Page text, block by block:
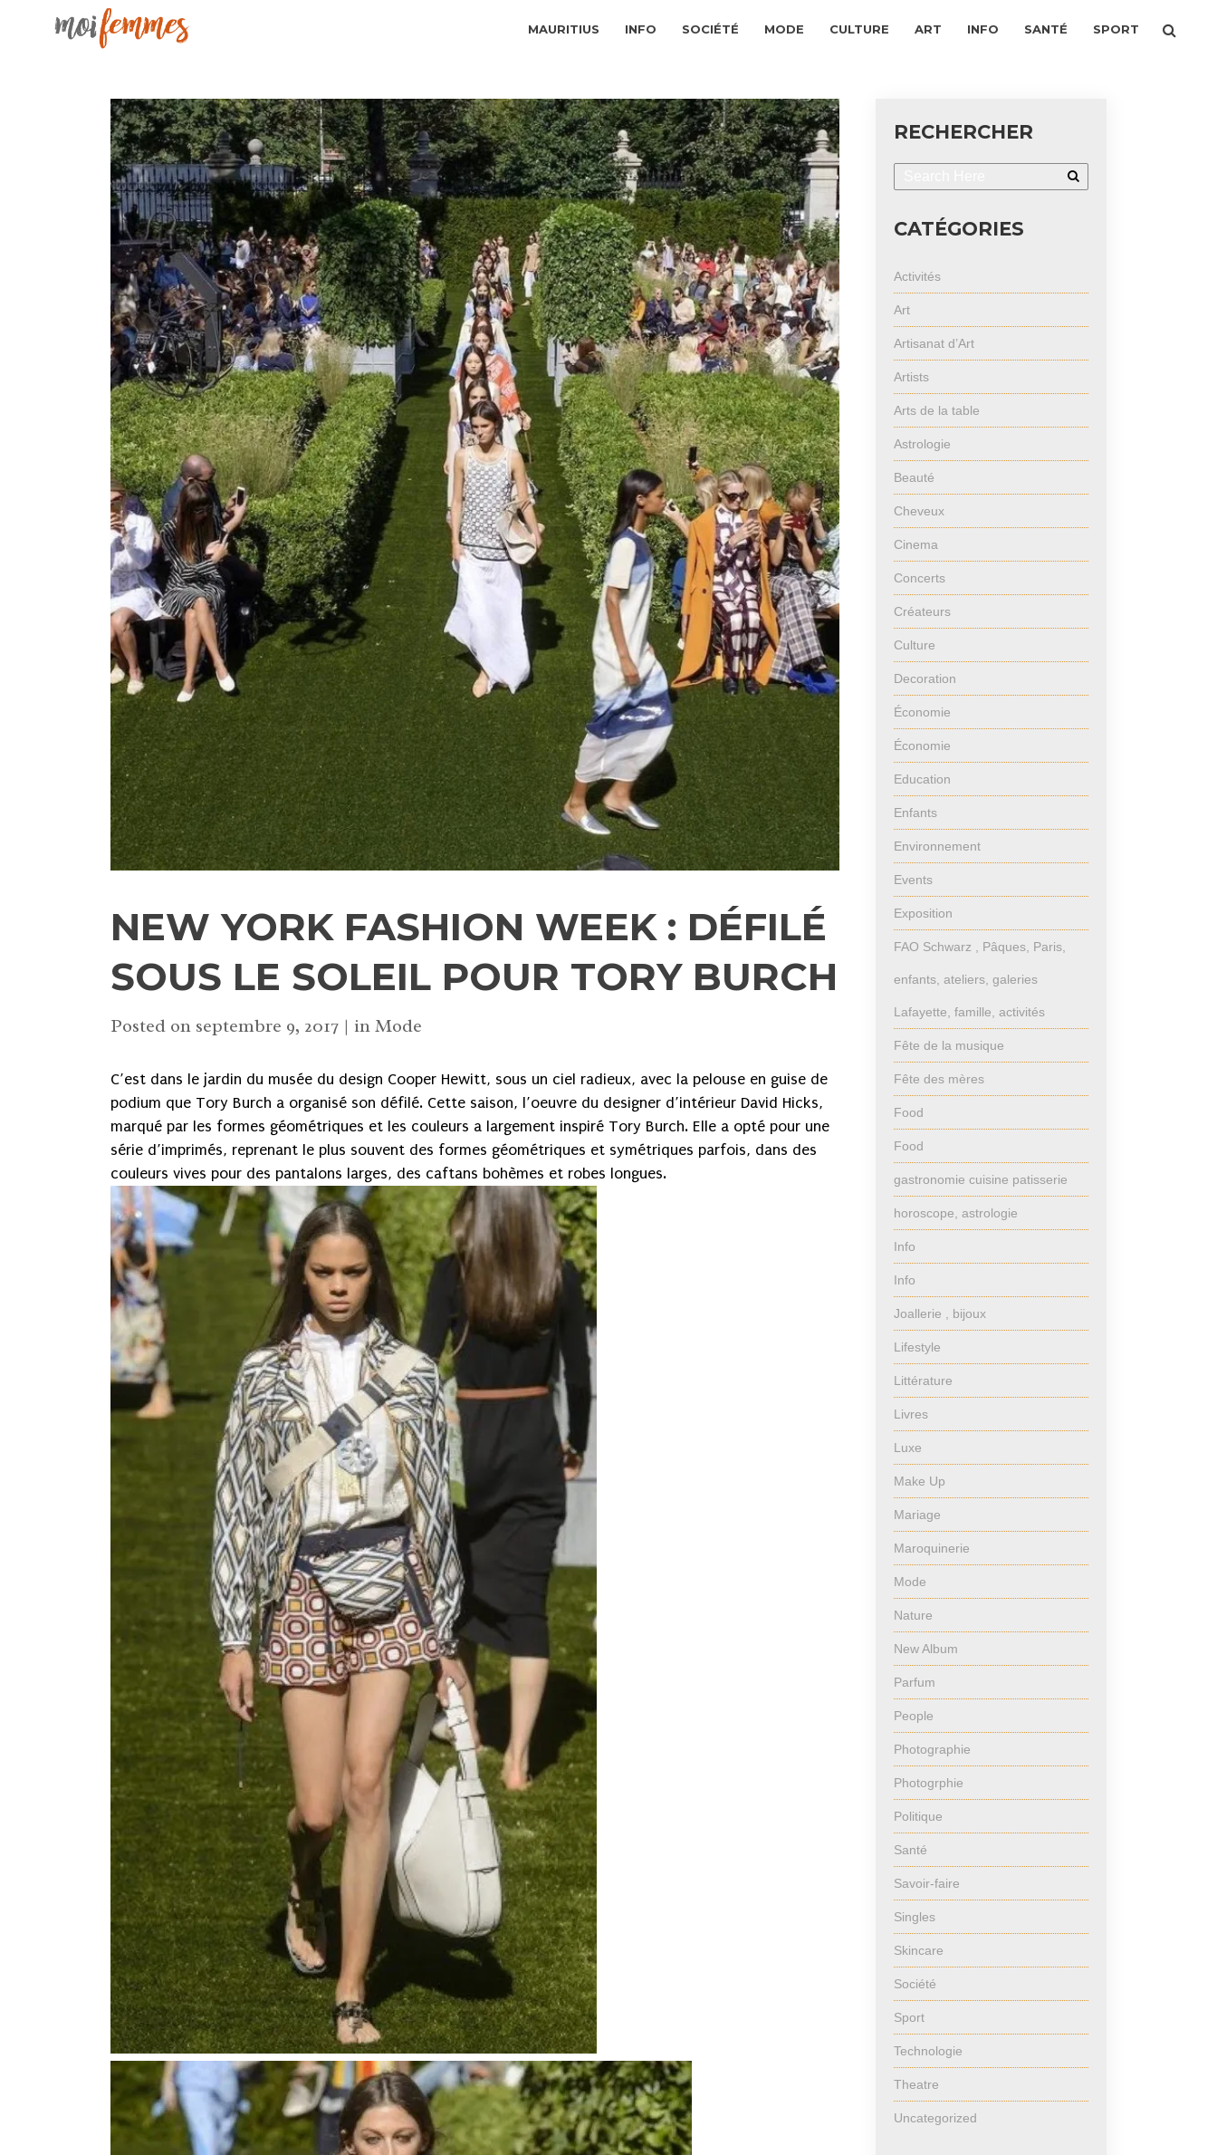
MAURITIUS INFO SOCIÉTÉ MODE CULTURE ART INFO SANTÉ SPORT
NEW YORK FASHION WEEK : DÉFILÉ
SOUS LE SOLEIL POUR TORY BURCH
Posted on septembre 9, 2017 in Mode
C’est dans le jardin du musée du design Cooper Hewitt, sous un ciel radieux, avec la pelouse en guise de
podium que Tory Burch a organisé son défilé. Cette saison, l’oeuvre du designer d’intérieur David Hicks,
marqué par les formes géométriques et les couleurs a largement inspiré Tory Burch. Elle a opté pour une
série d’imprimés, reprenant le plus souvent des formes géométriques et symétriques parfois, dans des
couleurs vives pour des pantalons larges, des caftans bohèmes et robes longues.
RECHERCHER
CATÉGORIES
Activités
Art
Artisanat d’Art
Artists
Arts de la table
Astrologie
Beauté
Cheveux
Cinema
Concerts
Créateurs
Culture
Decoration
Économie
Économie
Education
Enfants
Environnement
Events
Exposition
FAO Schwarz , Pâques, Paris,
enfants, ateliers, galeries
Lafayette, famille, activités
Fête de la musique
Fête des mères
Food
Food
gastronomie cuisine patisserie
horoscope, astrologie
Info
Info
Joallerie , bijoux
Lifestyle
Littérature
Livres
Luxe
Make Up
Mariage
Maroquinerie
Mode
Nature
New Album
Parfum
People
Photographie
Photogrphie
Politique
Santé
Savoir-faire
Singles
Skincare
Société
Sport
Technologie
Theatre
Uncategorized